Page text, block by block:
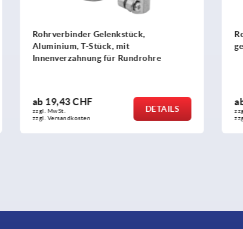
Rohrverbinder Gelenk, Kunststoff,
gerade für Rundrohre
ab4,31 CHF
zzgl. MwSt.
zzgl. Versandkosten
DETAILS